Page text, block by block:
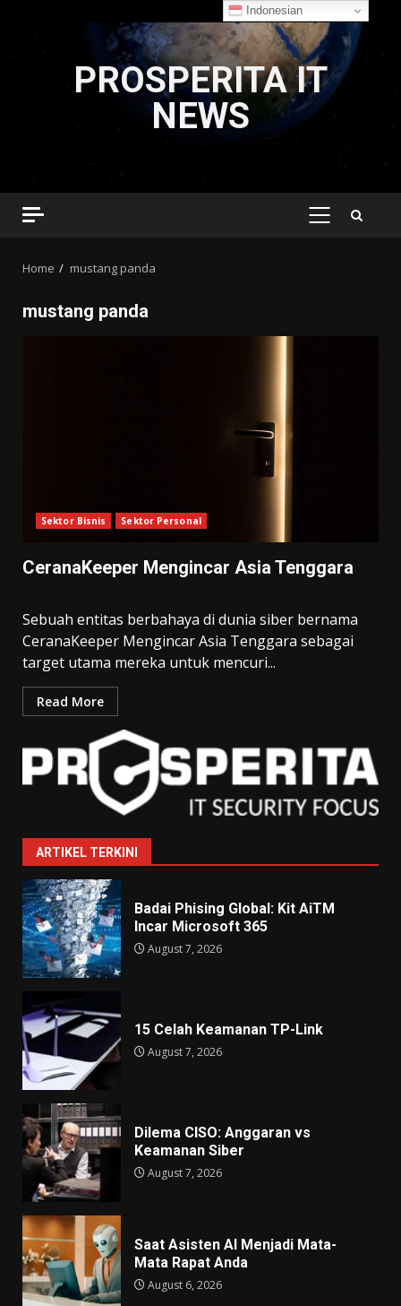
PROSPERITA IT
NEWS
PRIMARY
Home mustang panda
mustang panda
Sektor Bisnis Sektor Personal
CeranaKeeper Mengincar Asia Tenggara
Sebuah entitas berbahaya di dunia siber bernama
CeranaKeeper Mengincar Asia Tenggara sebagai
target utama mereka untuk mencuri...
Read More
ARTIKEL TERKINI
Badai Phising Global: Kit AiTM
Incar Microsoft 365
August 7, 2026
15 Celah Keamanan TP-Link
August 7, 2026
Dilema CISO: Anggaran vs
Keamanan Siber
August 7, 2026
Saat Asisten AI Menjadi Mata-
Mata Rapat Anda
August 6, 2026
Indonesian